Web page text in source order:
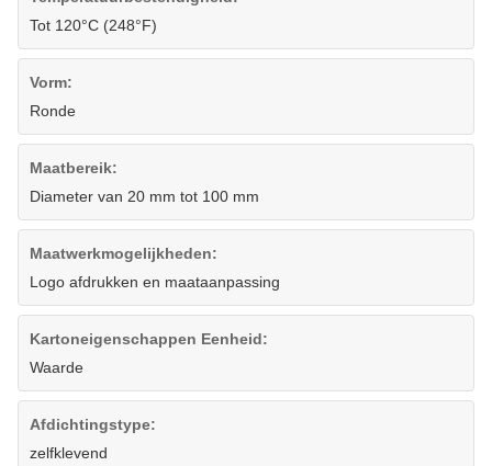
Tot 120°C (248°F)
Vorm:
Ronde
Maatbereik:
Diameter van 20 mm tot 100 mm
Maatwerkmogelijkheden:
Logo afdrukken en maataanpassing
Kartoneigenschappen Eenheid:
Waarde
Afdichtingstype:
zelfklevend